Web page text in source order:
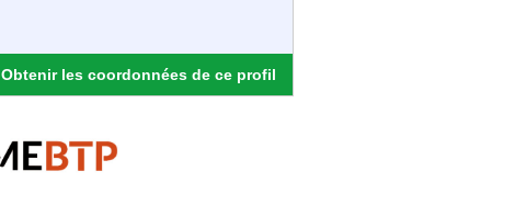
Obtenir les coordonnées de ce profil